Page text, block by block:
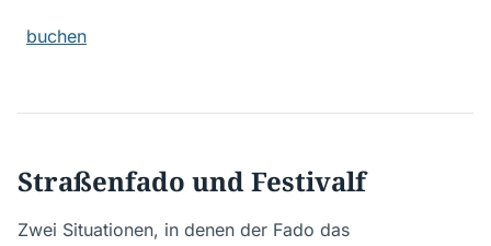
buchen
Straßenfado und Festivalf
Zwei Situationen, in denen der Fado das